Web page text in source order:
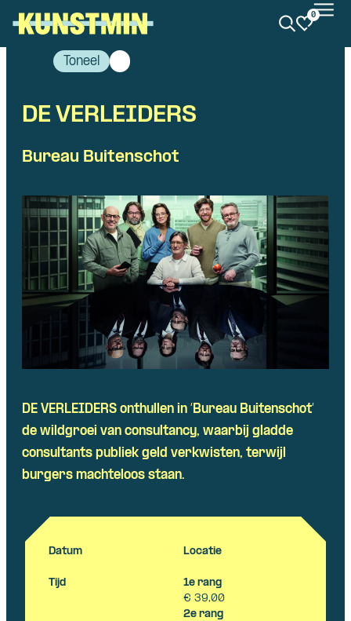
Skip navigatie
0
Toneel
DE VERLEIDERS
Bureau Buitenschot
DE VERLEIDERS onthullen in ‘Bureau Buitenschot’
de wildgroei van consultancy, waarbij gladde
consultants publiek geld verkwisten, terwijl
burgers machteloos staan.
Datum Locatie
Tijd
1e rang
€ 39,00
2e rang